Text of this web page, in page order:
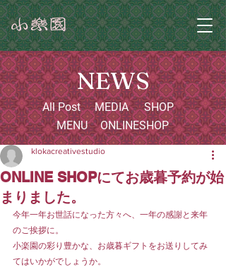
NEWS
All Post
MENU
MEDIA
SHOP
ONLINESHOP
ONLINE SHOPにてお歳暮予約が始
まりました。
klokacreativestudio
今年一年お世話になった方々へ、一年の感謝と来年
のご挨拶に。
小楽園の彩り豊かな、お歳暮ギフトをお送りしてみ
てはいかがでしょうか。